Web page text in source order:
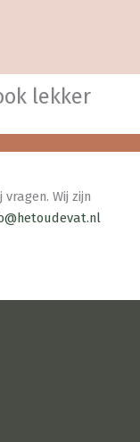
lekker
Wij zijn